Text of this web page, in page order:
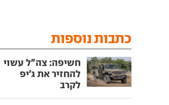
כתבות נוספות
חשיפה: צה"ל עשוי
להחזיר את ג'יפ
לקרב